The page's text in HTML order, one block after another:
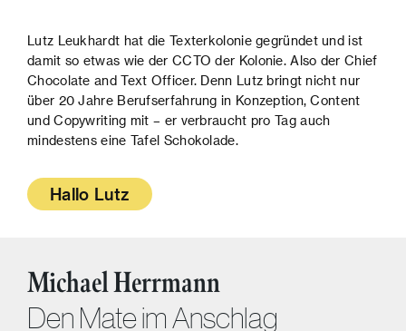
Lutz Leukhardt hat die Texterkolonie gegründet und ist
damit so etwas wie der CCTO der Kolonie. Also der Chief
Chocolate and Text Officer. Denn Lutz bringt nicht nur
über 20 Jahre Berufserfahrung in Konzeption, Content
und Copywriting mit – er verbraucht pro Tag auch
mindestens eine Tafel Schokolade.
Hallo Lutz
Michael Herrmann
Den Mate im Anschlag